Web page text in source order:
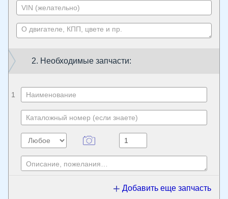
2. Необходимые запчасти:
1
Добавить еще запчасть